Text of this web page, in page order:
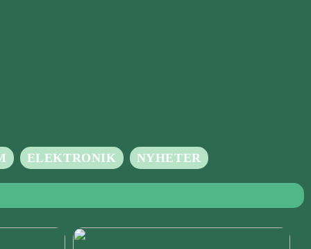
ELEKTRONIK NYHETER